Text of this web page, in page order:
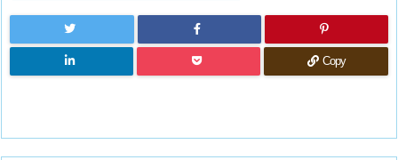
Copy